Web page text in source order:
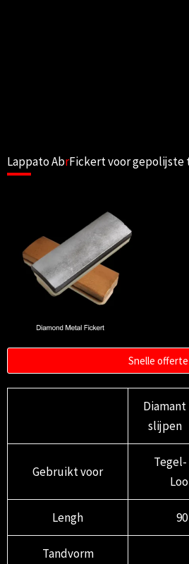
Lappato AbrFickert voor gepolijste
Snelle offerte
Diamant
slijpen
Gebruikt voor
Lengh
Tandvorm